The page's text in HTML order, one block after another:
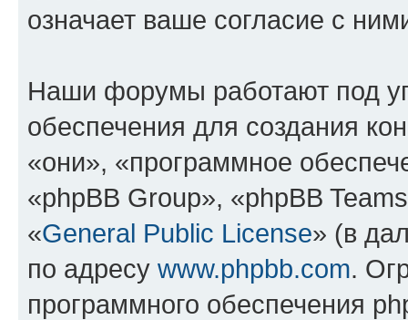
означает ваше согласие с
Наши форумы работают под
обеспечения для создания
«они», «программное
«phpBB Group», «phpBB
«General Public License» (в
по адресу www.phpbb.com.
программного обеспечения